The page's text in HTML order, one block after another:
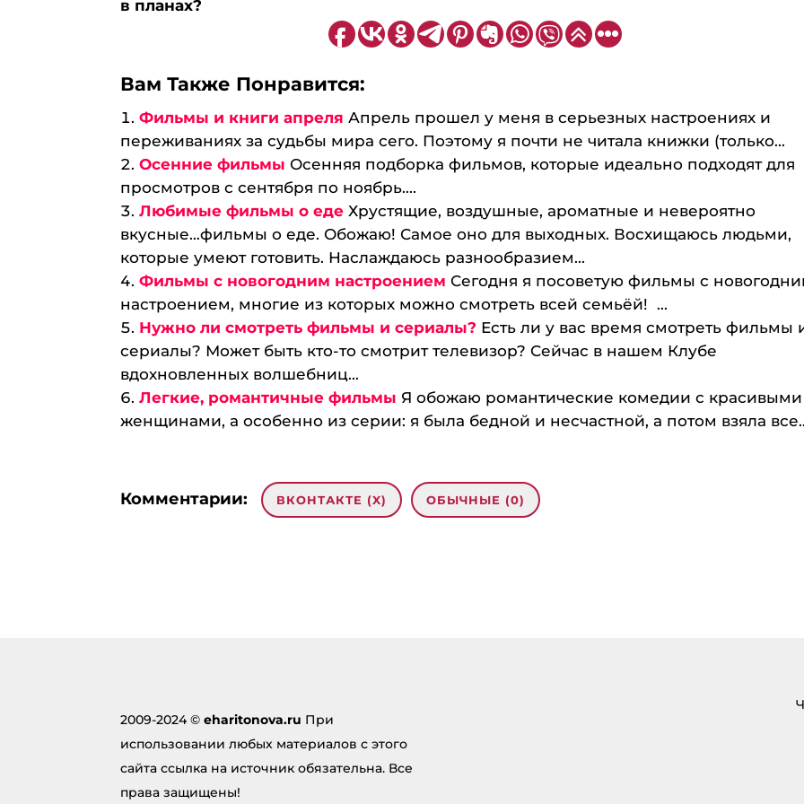
в планах?
Вам Также Понравится:
Фильмы и книги апреля Апрель прошел у меня в серьезных настроениях и
переживаниях за судьбы мира сего. Поэтому я почти не читала книжки (только...
Осенние фильмы Осенняя подборка фильмов, которые идеально подходят для
просмотров с сентября по ноябрь....
Любимые фильмы о еде Хрустящие, воздушные, ароматные и невероятно
вкусные…фильмы о еде. Обожаю! Самое оно для выходных. Восхищаюсь людьми,
которые умеют готовить. Наслаждаюсь разнообразием...
Фильмы с новогодним настроением Сегодня я посоветую фильмы с
настроением, многие из которых можно смотреть всей семьёй! ...
Нужно ли смотреть фильмы и сериалы? Есть ли у вас время смотреть фильмы
сериалы? Может быть кто-то смотрит телевизор? Сейчас в нашем Клубе
вдохновленных волшебниц...
Легкие, романтичные фильмы Я обожаю романтические комедии с красивыми
женщинами, а особенно из серии: я была бедной и несчастной, а потом взяла
Комментарии: ВКОНТАКТЕ (X) ОБЫЧНЫЕ (0)
2009-2024 ©eharitonova.ru При
использовании любых материалов с этого
сайта ссылка на источник обязательна. Все
права защищены!